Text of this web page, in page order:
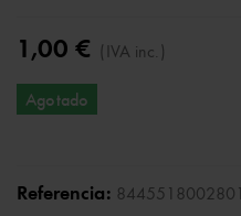
1,00 € (IVA inc.)
Agotado
Referencia: 8445518002801